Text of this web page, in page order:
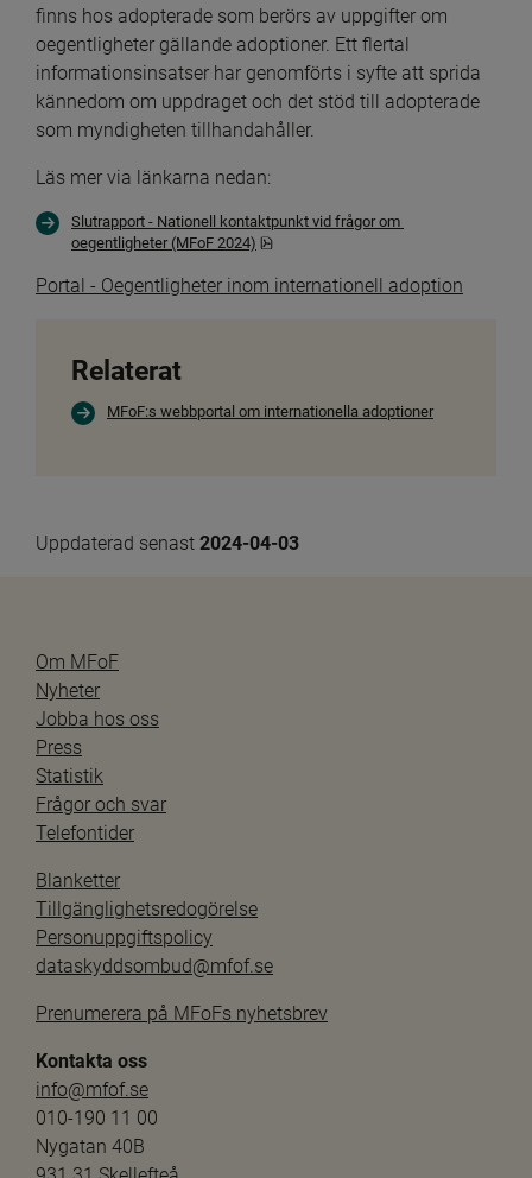
finns hos adopterade som berörs av uppgifter om
oegentligheter gällande adoptioner. Ett flertal
informationsinsatser har genomförts i syfte att sprida
kännedom om uppdraget och det stöd till adopterade
som myndigheten tillhandahåller.
Läs mer via länkarna nedan:
Slutrapport - Nationell kontaktpunkt vid frågor om
oegentligheter (MFoF 2024)
pdf, 323.7 kB, öppnas i nytt fönster.
Portal - Oegentligheter inom internationell adoption
Relaterat
MFoF:s webbportal om internationella adoptioner
Uppdaterad senast 2024-04-03
Om MFoF
Nyheter
Jobba hos oss
Press
Statistik
Frågor och svar
Telefontider
Blanketter
Tillgänglighetsredogörelse
Personuppgiftspolicy
dataskyddsombud@mfof.se
Prenumerera på MFoFs nyhetsbrev
Kontakta oss
info@mfof.se
010-190 11 00
Nygatan 40B